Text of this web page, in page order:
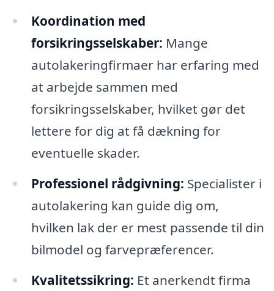
Koordination med
forsikringsselskaber: Mange
autolakeringfirmaer har erfaring med
at arbejde sammen med
forsikringsselskaber, hvilket gør det
lettere for dig at få dækning for
eventuelle skader.
Professionel rådgivning: Specialister i
autolakering kan guide dig om,
hvilken lak der er mest passende til din
bilmodel og farvepræferencer.
Kvalitetssikring: Et anerkendt firma